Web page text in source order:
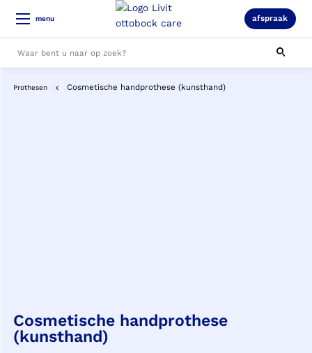
menu afspraak
Alle resultaten
Prothesen Cosmetische handprothese (kunsthand)
Cosmetische handprothese
(kunsthand)